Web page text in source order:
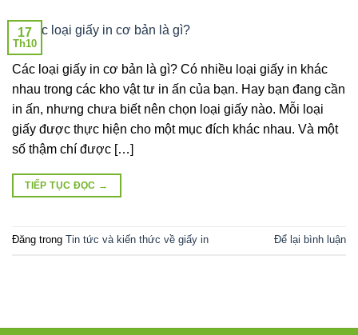
17
Th10
Các loại giấy in cơ bản là gì? Có nhiều loại giấy in khác
nhau trong các kho vật tư in ấn của bạn. Hay bạn đang cần
in ấn, nhưng chưa biết nên chọn loại giấy nào. Mỗi loại
giấy được thực hiện cho một mục đích khác nhau. Và một
số thậm chí được […]
TIẾP TỤC ĐỌC →
Đăng trong Tin tức và kiến thức về giấy in Để lại bình luận